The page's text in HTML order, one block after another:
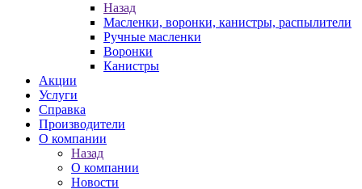
Назад
Масленки, воронки, канистры, распылители
Ручные масленки
Воронки
Канистры
Акции
Услуги
Справка
Производители
О компании
Назад
О компании
Новости